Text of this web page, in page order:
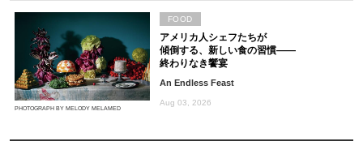
PHOTOGRAPH BY MELODY MELAMED
アメリカ人シェフたちが
傾倒する、新しい食の習慣――
終わりなき饗宴
An Endless Feast
Aug 03, 2026
FOOD